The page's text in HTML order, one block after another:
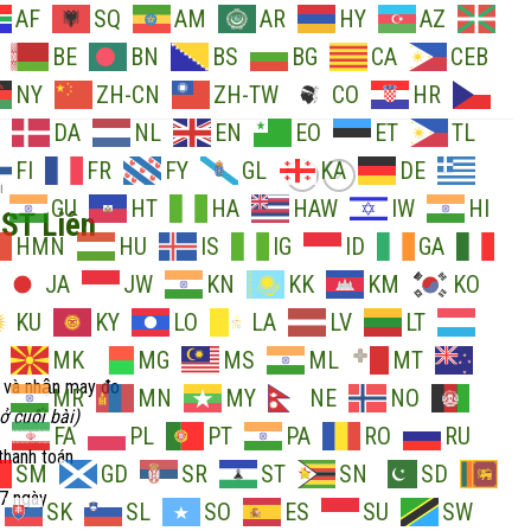
AF SQ AM AR HY
AZ
BE BN BS BG CA
CEB
NY
ZH-CN ZH-TW CO
HR
DA NL EN EO ET
TL
FI
FR FY GL KA
DE
GU HT HA HAW IW
HI
HMN
HU IS IG ID
GA
JA JW KN KK KM
KO
KU
KY LO LA LV
LT
MK MG MS ML
MT
MR MN MY NE
NO
FA PL PT PA RO
RU
SM
GD SR ST SN
SD
SK SL SO ES SU
SW
Liên
nhận may đo
cuối bài)
toán
ngày